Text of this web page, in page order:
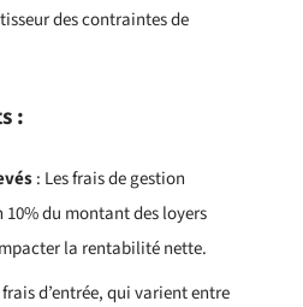
des contraintes de
:
: Les frais de gestion
du montant des loyers
la rentabilité nette.
frais d’entrée, qui varient entre